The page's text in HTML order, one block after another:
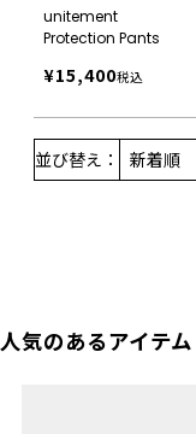
unitement
Protection Pants
¥15,400税込
並び替え 新着順
人気のあるアイテム